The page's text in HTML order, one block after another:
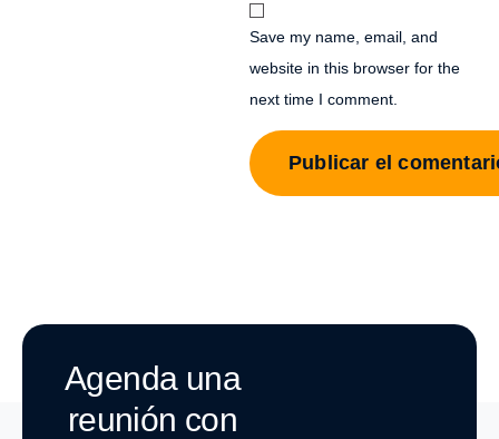
Save my name, email, and
website in this browser for the
next time I comment.
Agenda una
reunión con